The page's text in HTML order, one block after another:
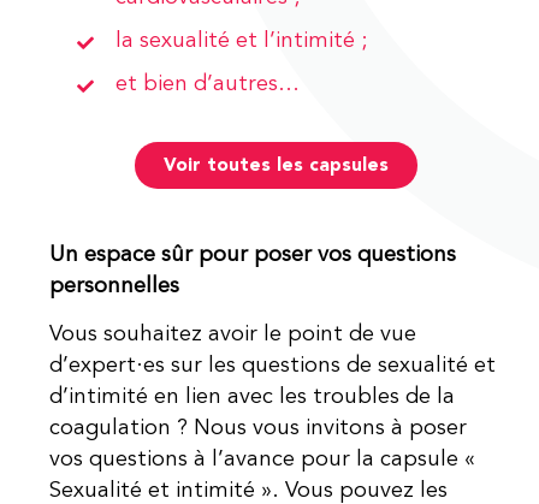
la sexualité et l’intimité ;
et bien d’autres…
Voir toutes les capsules
Un espace sûr pour poser vos questions
personnelles
Vous souhaitez avoir le point de vue
d’expert·es sur les questions de sexualité et
d’intimité en lien avec les troubles de la
coagulation ? Nous vous invitons à poser
vos questions à l’avance pour la capsule «
Sexualité et intimité ». Vous pouvez les